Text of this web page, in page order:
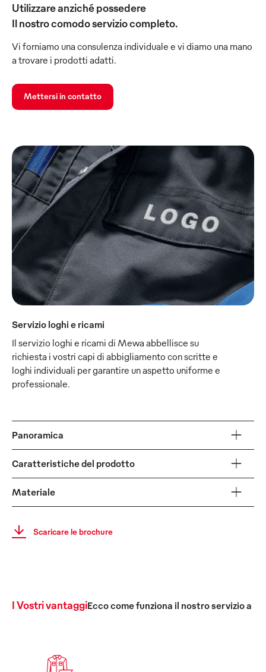
Utilizzare anziché possedere
Il nostro comodo servizio completo.
Vi forniamo una consulenza individuale e vi diamo una mano
a trovare i prodotti adatti.
Mettersi in contatto
Servizio loghi e ricami
Il servizio loghi e ricami di Mewa abbellisce su
richiesta i vostri capi di abbigliamento con scritte e
loghi individuali per garantire un aspetto uniforme e
professionale.
Panoramica
Caratteristiche del prodotto
Materiale
Scaricare le brochure
I Vostri vantaggiEcco come funziona il nostro servizio a